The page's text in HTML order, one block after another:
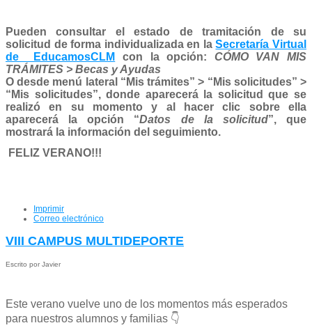
Pueden consultar el estado de tramitación de su
solicitud de forma individualizada en laSecretaría Virtual
de EducamosCLM
con la opción: CÓMO VAN MIS
TRÁMITES > Becas y Ayudas
O desde menú lateral “Mis trámites” > “Mis solicitudes” >
“Mis solicitudes”, donde aparecerá la solicitud que se
realizó en su momento y al hacer clic sobre ella
aparecerá la opción “Datos de la solicitud”, que
mostrará la información del seguimiento.
FELIZ VERANO!!!
Imprimir
Correo electrónico
VIII CAMPUS MULTIDEPORTE
Escrito por Javier
Este verano vuelve uno de los momentos más esperados
para nuestros alumnos y familias 👇